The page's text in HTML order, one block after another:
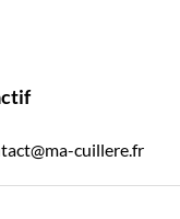
cuillere.fr